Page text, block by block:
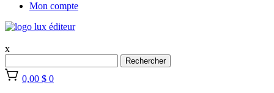
Mon compte
x
Rechercher
0,00 $ 0